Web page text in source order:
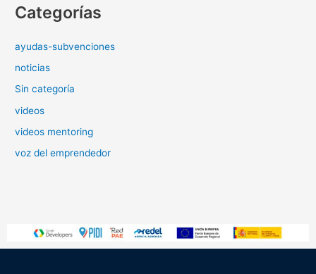
Categorías
ayudas-subvenciones
noticias
Sin categoría
videos
videos mentoring
voz del emprendedor